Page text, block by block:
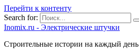
Перейти к контенту
Search for:
Inomix.ru - Электрические штучки
Cтроительные истории на каждый день